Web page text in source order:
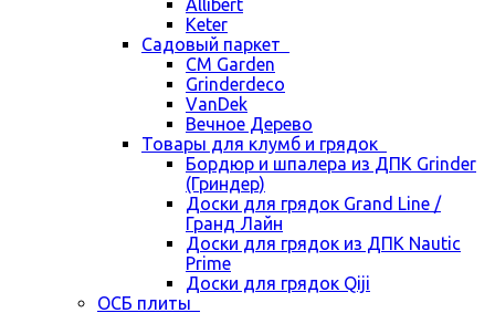
Allibert
Keter
Садовый паркет
CM Garden
Grinderdeco
VanDek
Вечное Дерево
Товары для клумб и грядок
Бордюр и шпалера из ДПК Grinder
(Гриндер)
Доски для грядок Grand Line /
Гранд Лайн
Доски для грядок из ДПК Nautic
Prime
Доски для грядок Qiji
ОСБ плиты